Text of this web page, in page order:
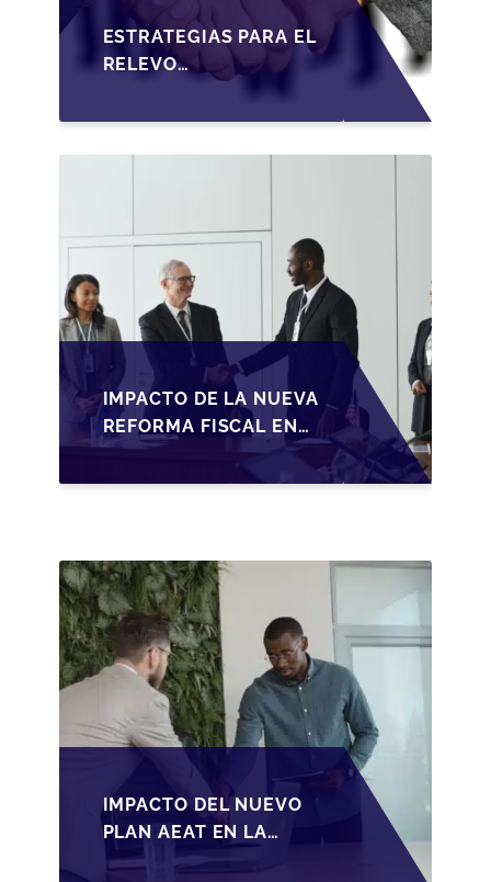
ESTRATEGIAS PARA EL
RELEVO
GENERACIONAL EN
PYMES ESPAÑOLAS
IMPACTO DE LA NUEVA
REFORMA FISCAL EN
LA TRANSMISIÓN DE
PYMES EN ESPAÑA
IMPACTO DEL NUEVO
PLAN AEAT EN LA
TRANSMISIÓN DE